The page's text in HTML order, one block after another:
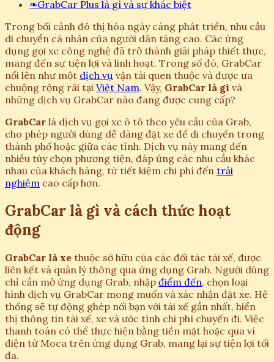
❧GrabCar Plus là gì và sự khác biệt
Trong bối cảnh đô thị hóa ngày càng phát triển, nhu cầu
di chuyển cá nhân của người dân tăng cao. Các ứng
dụng gọi xe công nghệ đã trở thành giải pháp thiết thực,
mang đến sự tiện lợi và linh hoạt. Trong số đó, GrabCar
nổi lên như một dịch vụ vận tải quen thuộc và được ưa
chuộng rộng rãi tại Việt Nam. Vậy, GrabCar là gì và
những dịch vụ GrabCar nào đang được cung cấp?
GrabCar là dịch vụ gọi xe ô tô theo yêu cầu của Grab,
cho phép người dùng dễ dàng đặt xe để di chuyển trong
thành phố hoặc giữa các tỉnh. Dịch vụ này mang đến
nhiều tùy chọn phương tiện, đáp ứng các nhu cầu khác
nhau của khách hàng, từ tiết kiệm chi phí đến trải
nghiệm cao cấp hơn.
GrabCar là gì và cách thức hoạt
động
GrabCar là xe thuộc sở hữu của các đối tác tài xế, được
liên kết và quản lý thông qua ứng dụng Grab. Người dùng
chỉ cần mở ứng dụng Grab, nhập điểm đến, chọn loại
hình dịch vụ GrabCar mong muốn và xác nhận đặt xe. Hệ
thống sẽ tự động ghép nối bạn với tài xế gần nhất, hiển
thị thông tin tài xế, xe và ước tính chi phí chuyến đi. Việc
thanh toán có thể thực hiện bằng tiền mặt hoặc qua ví
điện tử Moca trên ứng dụng Grab, mang lại sự tiện lợi tối
đa.